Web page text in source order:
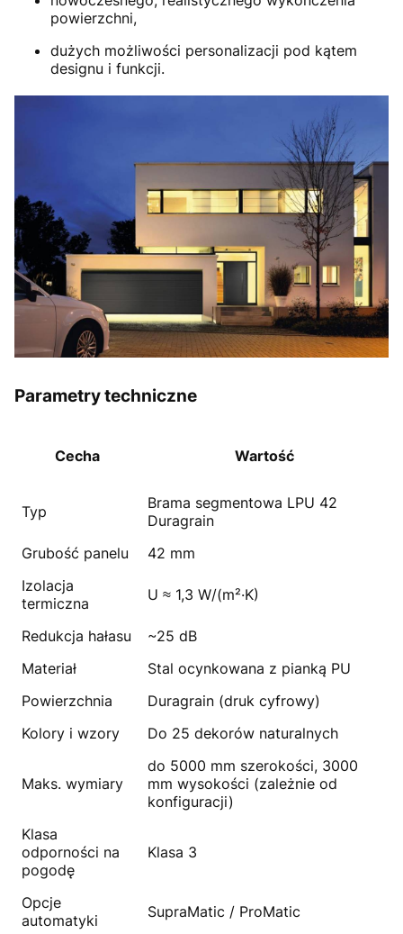
powierzchni,
dużych możliwości personalizacji pod kątem
designu i funkcji.
Parametry techniczne
Cecha Wartość
Typ
Brama segmentowa LPU 42
Duragrain
Grubość panelu
42 mm
Izolacja
termiczna
U ≈ 1,3 W/(m²·K)
Redukcja hałasu
~25 dB
Materiał
Stal ocynkowana z pianką PU
Powierzchnia
Duragrain (druk cyfrowy)
Kolory i wzory
Do 25 dekorów naturalnych
Maks. wymiary
do 5000 mm szerokości, 3000
mm wysokości (zależnie od
konfiguracji)
Klasa
odporności na
pogodę
Klasa 3
Opcje
automatyki
SupraMatic / ProMatic